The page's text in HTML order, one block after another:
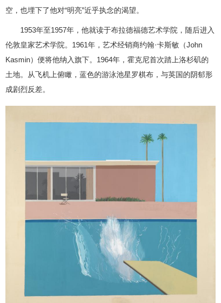
空，也埋下了他对“明亮”近乎执念的渴望。
1953年至1957年，他就读于布拉德福德艺术学院，随后进入
伦敦皇家艺术学院。1961年，艺术经销商约翰·卡斯敏（John
Kasmin）便将他纳入旗下。1964年，霍克尼首次踏上洛杉矶的
土地。从飞机上俯瞰，蓝色的游泳池星罗棋布，与英国的阴郁形
成剧烈反差。